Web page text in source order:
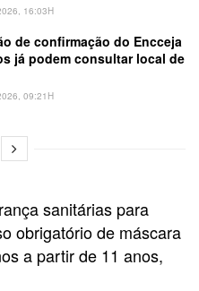
16:03H
de confirmação do Encceja
já podem consultar local de
09:21H
sanitárias para
obrigatório de máscara
a partir de 11 anos,